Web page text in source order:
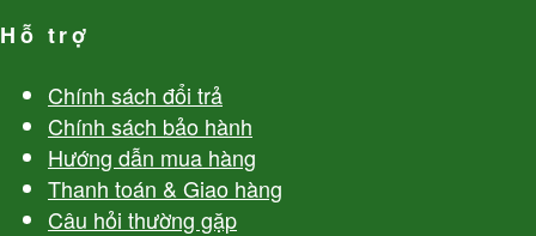
Hỗ trợ
Chính sách đổi trả
Chính sách bảo hành
Hướng dẫn mua hàng
Thanh toán & Giao hàng
Câu hỏi thường gặp